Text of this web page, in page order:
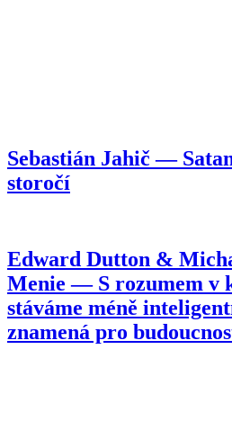
Sebastián Jahič —
storočí
Edward Dutton &
Menie — S rozumem v
stáváme méně
znamená pro